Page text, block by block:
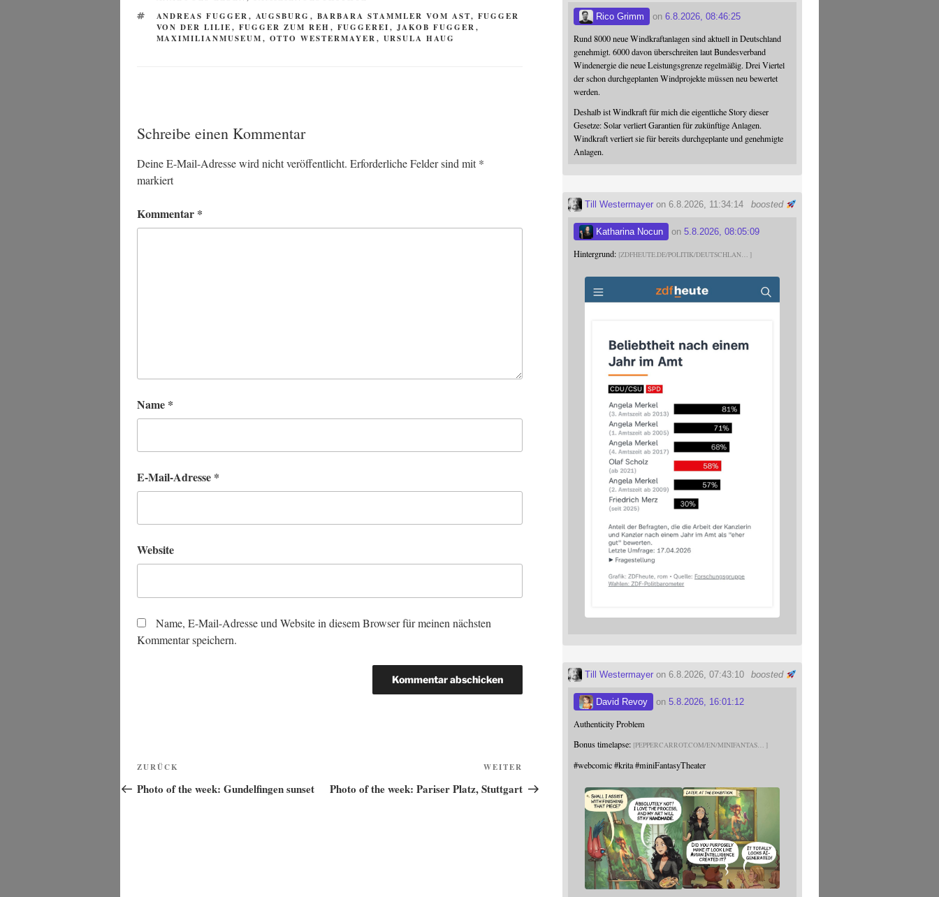
SCHLAGWÖRTER
ANDREAS FUGGER, AUGSBURG , BARBARA STAMMLER VOM AST, FUGGER
VON DER LILIE, FUGGER ZUM REH, FUGGEREI, JAKOB FUGGER,
MAXIMILIANMUSEUM, OTTO WESTERMAYER, URSULA HAUG
Schreibe einen Kommentar
Deine E-Mail-Adresse wird nicht veröffentlicht. Erforderliche Felder sind mit*
markiert
Kommentar *
Name *
E-Mail-Adresse *
Website
Name, E-Mail-Adresse und Website in diesem Browser für meinen nächsten
Kommentar speichern.
Beitragsnavigation
Vorheriger
Beitrag
ZURÜCK
Photo of the week: Gundelfingen sunset
Beitrag
WEITER
Photo of the week: Pariser Platz, Stuttgart
Rico Grimm on6.8.2026, 08:46:25
Rund 8000 neue Windkraftanlagen sind aktuell in Deutschland
genehmigt. 6000 davon überschreiten laut Bundesverband
Windenergie die neue Leistungsgrenze regelmäßig. Drei Viertel
der schon durchgeplanten Windprojekte müssen neu bewertet
werden.
Deshalb ist Windkraft für mich die eigentliche Story dieser
Gesetze: Solar verliert Garantien für zukünftige Anlagen.
Windkraft verliert sie für bereits durchgeplante und genehmigte
Anlagen.
boosted
Till Westermayer on 6.8.2026, 11:34:14
Katharina Nocun on5.8.2026, 08:05:09
Hintergrund: ZDFHEUTE.DE/POLITIK/DEUTSCHLAN
boosted
Till Westermayer on 6.8.2026, 07:43:10
David Revoy on5.8.2026, 16:01:12
Authenticity Problem
Bonus timelapse: PEPPERCARROT.COM/EN/MINIFANTAS
#webcomic #krita #miniFantasyTheater